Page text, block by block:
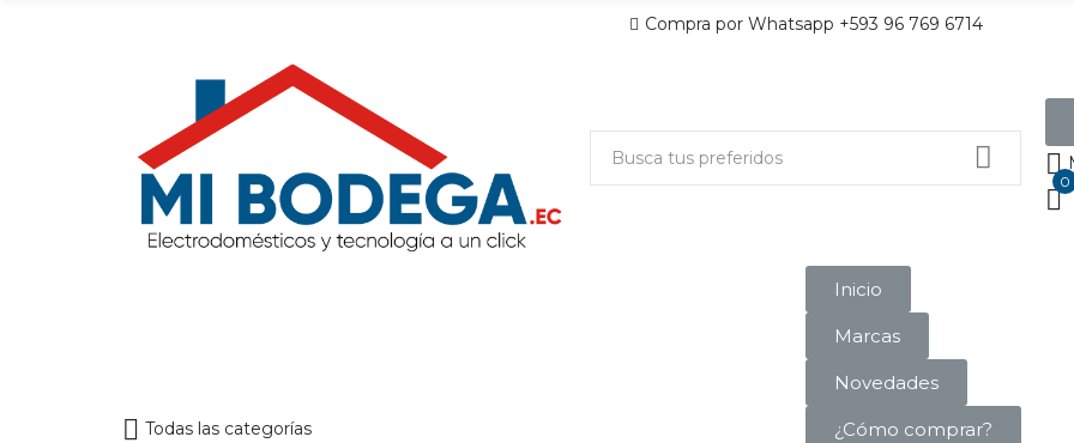
Compra por Whatsapp +593 96 769 6714
0
Todas las categorías
Inicio
Marcas
Novedades
¿Cómo comprar?